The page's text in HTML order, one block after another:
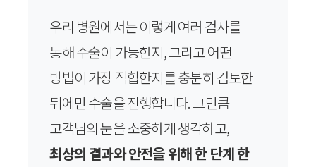
우리 병원에서는 이렇게 여러 검사를
통해 수술이 가능한지, 그리고 어떤
방법이 가장 적합한지를 충분히 검토한
뒤에만 수술을 진행합니다. 그만큼
고객님의 눈을 소중하게 생각하고,
최상의 결과와 안전을 위해 한 단계 한